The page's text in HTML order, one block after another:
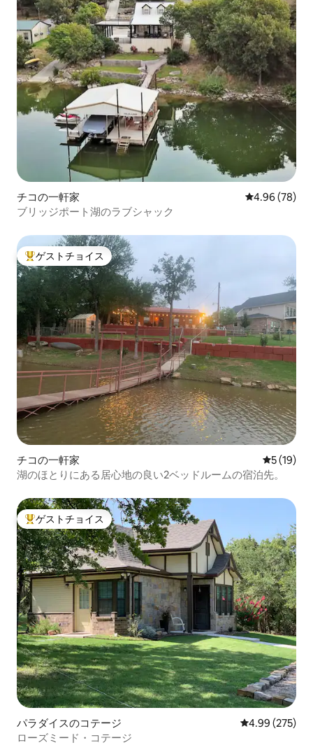
チコの一軒家 レビュー78
4.96 (78)
ブリッジポート湖のラブシャック
大好評のゲストチョイスです。
ゲストチョイス
チコの一軒家 レビュー
5 (19)
湖のほとりにある居心地の良い2ベッドルームの宿泊先。
大好評のゲストチョイスです。
ゲストチョイス
パラダイスのコテージ レビュー275
4.99 (275)
ローズミード・コテージ